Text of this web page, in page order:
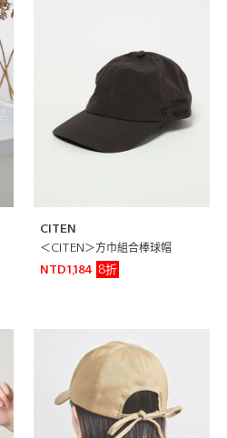
CITEN
＜CITEN＞方巾組合棒球帽
NTD1,184
8折